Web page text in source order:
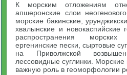
К морским отложениям
апшеронские слои
морские бакинские,
хвалынские и новокаспийские
распространения
ергенинские пески, сыртовые
на Приволжской
лессовидные суглинки.
важную роль в геоморфологии